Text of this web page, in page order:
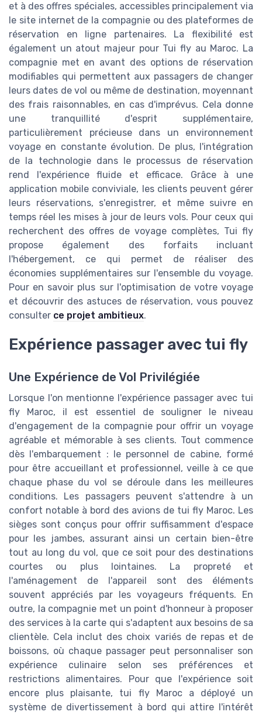
et à des offres spéciales, accessibles principalement via
le site internet de la compagnie ou des plateformes de
réservation en ligne partenaires. La flexibilité est
également un atout majeur pour Tui fly au Maroc. La
compagnie met en avant des options de réservation
modifiables qui permettent aux passagers de changer
leurs dates de vol ou même de destination, moyennant
des frais raisonnables, en cas d'imprévus. Cela donne
une tranquillité d'esprit supplémentaire,
particulièrement précieuse dans un environnement
voyage en constante évolution. De plus, l'intégration
de la technologie dans le processus de réservation
rend l'expérience fluide et efficace. Grâce à une
application mobile conviviale, les clients peuvent gérer
leurs réservations, s'enregistrer, et même suivre en
temps réel les mises à jour de leurs vols. Pour ceux qui
recherchent des offres de voyage complètes, Tui fly
propose également des forfaits incluant
l'hébergement, ce qui permet de réaliser des
économies supplémentaires sur l'ensemble du voyage.
Pour en savoir plus sur l'optimisation de votre voyage
et découvrir des astuces de réservation, vous pouvez
consulter ce projet ambitieux.
Expérience passager avec tui fly
Une Expérience de Vol Privilégiée
Lorsque l'on mentionne l'expérience passager avec tui
fly Maroc, il est essentiel de souligner le niveau
d'engagement de la compagnie pour offrir un voyage
agréable et mémorable à ses clients. Tout commence
dès l'embarquement : le personnel de cabine, formé
pour être accueillant et professionnel, veille à ce que
chaque phase du vol se déroule dans les meilleures
conditions. Les passagers peuvent s'attendre à un
confort notable à bord des avions de tui fly Maroc. Les
sièges sont conçus pour offrir suffisamment d'espace
pour les jambes, assurant ainsi un certain bien-être
tout au long du vol, que ce soit pour des destinations
courtes ou plus lointaines. La propreté et
l'aménagement de l'appareil sont des éléments
souvent appréciés par les voyageurs fréquents. En
outre, la compagnie met un point d'honneur à proposer
des services à la carte qui s'adaptent aux besoins de sa
clientèle. Cela inclut des choix variés de repas et de
boissons, où chaque passager peut personnaliser son
expérience culinaire selon ses préférences et
restrictions alimentaires. Pour que l'expérience soit
encore plus plaisante, tui fly Maroc a déployé un
système de divertissement à bord qui attire l'intérêt